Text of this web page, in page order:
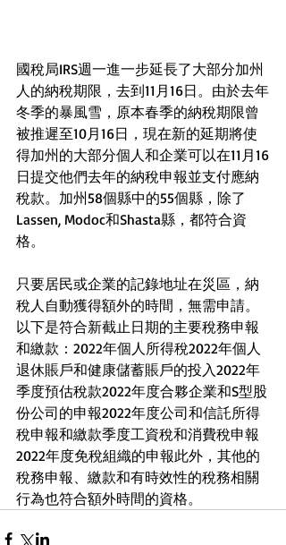
國稅局IRS週一進一步延長了大部分加州
人的納稅期限，去到11月16日。由於去年
冬季的暴風雪，原本春季的納稅期限曾
被推遲至10月16日，現在新的延期將使
得加州的大部分個人和企業可以在11月16
日提交他們去年的納稅申報並支付應納
稅款。加州58個縣中的55個縣，除了
Lassen, Modoc和Shasta縣，都符合資
格。
只要居民或企業的記錄地址在災區，納
稅人自動獲得額外的時間，無需申請。
以下是符合新截止日期的主要稅務申報
和繳款：2022年個人所得稅2022年個人
退休賬戶和健康儲蓄賬戶的投入2022年
季度預估稅款2022年度合夥企業和S型股
份公司的申報2022年度公司和信託所得
稅申報和繳款季度工資稅和消費稅申報
2022年度免稅組織的申報此外，其他的
稅務申報、繳款和有時效性的稅務相關
行為也符合額外時間的資格。